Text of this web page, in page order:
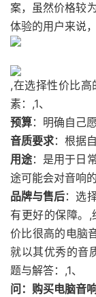
案，虽然价格较
体验的用户来说
,在选择性价比
素：,1、
预算：明确自己
音质要求：根据
用途：是用于日
途可能会对音响
品牌与售后：选
有更好的保障。
价比很高的电脑
就以其优秀的音
题与解答：,1、
问：购买电脑音